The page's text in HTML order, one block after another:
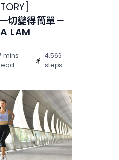
切變得簡單－
LAM
mins
4,566
steps